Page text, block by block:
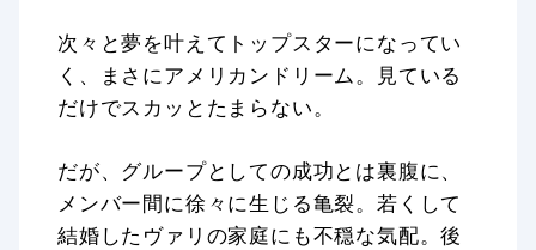
次々と夢を叶えてトップスターになってい
く、まさにアメリカンドリーム。見ている
だけでスカッとたまらない。
だが、グループとしての成功とは裏腹に、
メンバー間に徐々に生じる亀裂。若くして
結婚したヴァリの家庭にも不穏な気配。後